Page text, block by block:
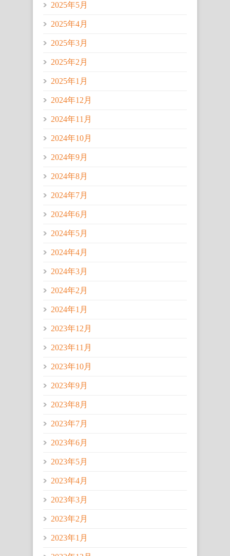
2025年5月
2025年4月
2025年3月
2025年2月
2025年1月
2024年12月
2024年11月
2024年10月
2024年9月
2024年8月
2024年7月
2024年6月
2024年5月
2024年4月
2024年3月
2024年2月
2024年1月
2023年12月
2023年11月
2023年10月
2023年9月
2023年8月
2023年7月
2023年6月
2023年5月
2023年4月
2023年3月
2023年2月
2023年1月